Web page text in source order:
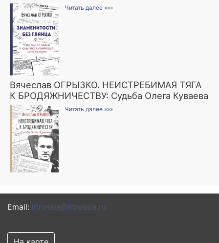
Читать далее »»»
Вячеслав ОГРЫЗКО. НЕИСТРЕБИМАЯ ТЯГА
К БРОДЯЖНИЧЕСТВУ: Судьба Олега Куваева
Читать далее »»»
Email: litrossia@litrossia.ru